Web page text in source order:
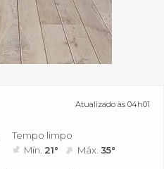
Atualizado às 04h01
Tempo limpo
Mín. 21° Máx.35°